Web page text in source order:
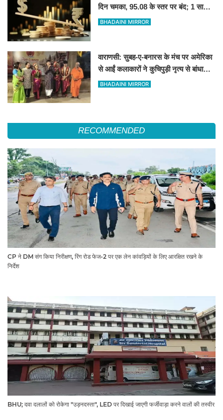
दिन चमका, 95.08 के स्तर पर बंद; 1 साल
की सबसे लंबी तेजी
BHADAINI MIRROR
वाराणसी: सुबह-ए-बनारस के मंच पर अमेरिका
से आईं कलाकारों ने कुचिपुड़ी नृत्य से बांधा
समां
BHADAINI MIRROR
RECOMMENDED
CP ने DM संग किया निरीक्षण, रिंग रोड फेज-2 पर एक लेन कांवड़ियों के लिए आरक्षित रखने के
निर्देश
BHU; दवा दलालों को रोकेगा "उड़नदस्ता", LED पर दिखाई जाएगी फर्जीवाड़ा करने वालों की तस्वीर